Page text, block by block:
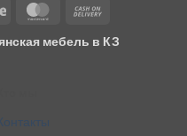
Stripe MasterCard
Delivery
мебель в КЗ